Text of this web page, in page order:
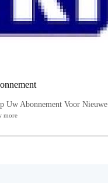
Uw Abonnement Voor Nieuwe
more